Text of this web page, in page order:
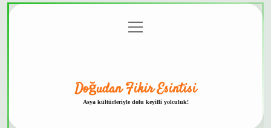
menüyü
aç
Doğudan Fikir Esintisi
Asya kültürleriyle dolu keyifli yolculuk!